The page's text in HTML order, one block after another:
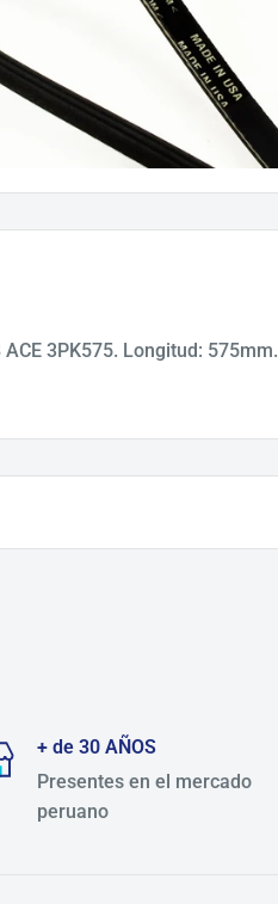
3PK575. Longitud: 575mm.
+ de 30 AÑOS
Presentes en el mercado
peruano